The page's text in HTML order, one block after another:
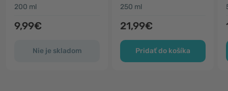
200 ml
9,99€
Nie je skladom
opaľovanie SPF 50+
250 ml
21,99€
Pridať do košíka